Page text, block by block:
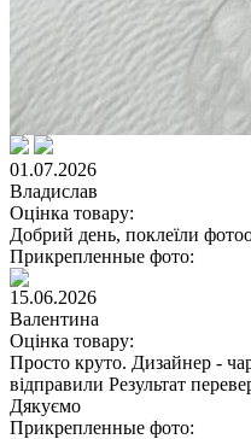
01.07.2026
Владислав
Оцінка товару:
Добрий день, поклеїли
Прикрепленные фото:
15.06.2026
Валентина
Оцінка товару:
Просто круто. Дизайнер -
відправили Результат
Дякуємо
Прикрепленные фото: